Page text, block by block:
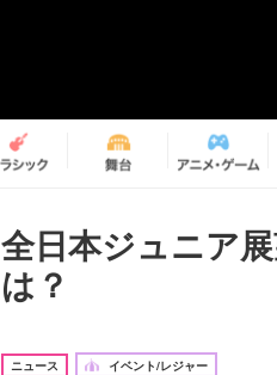
全日本ジュニア
は？
ニュース イベント/レジャー